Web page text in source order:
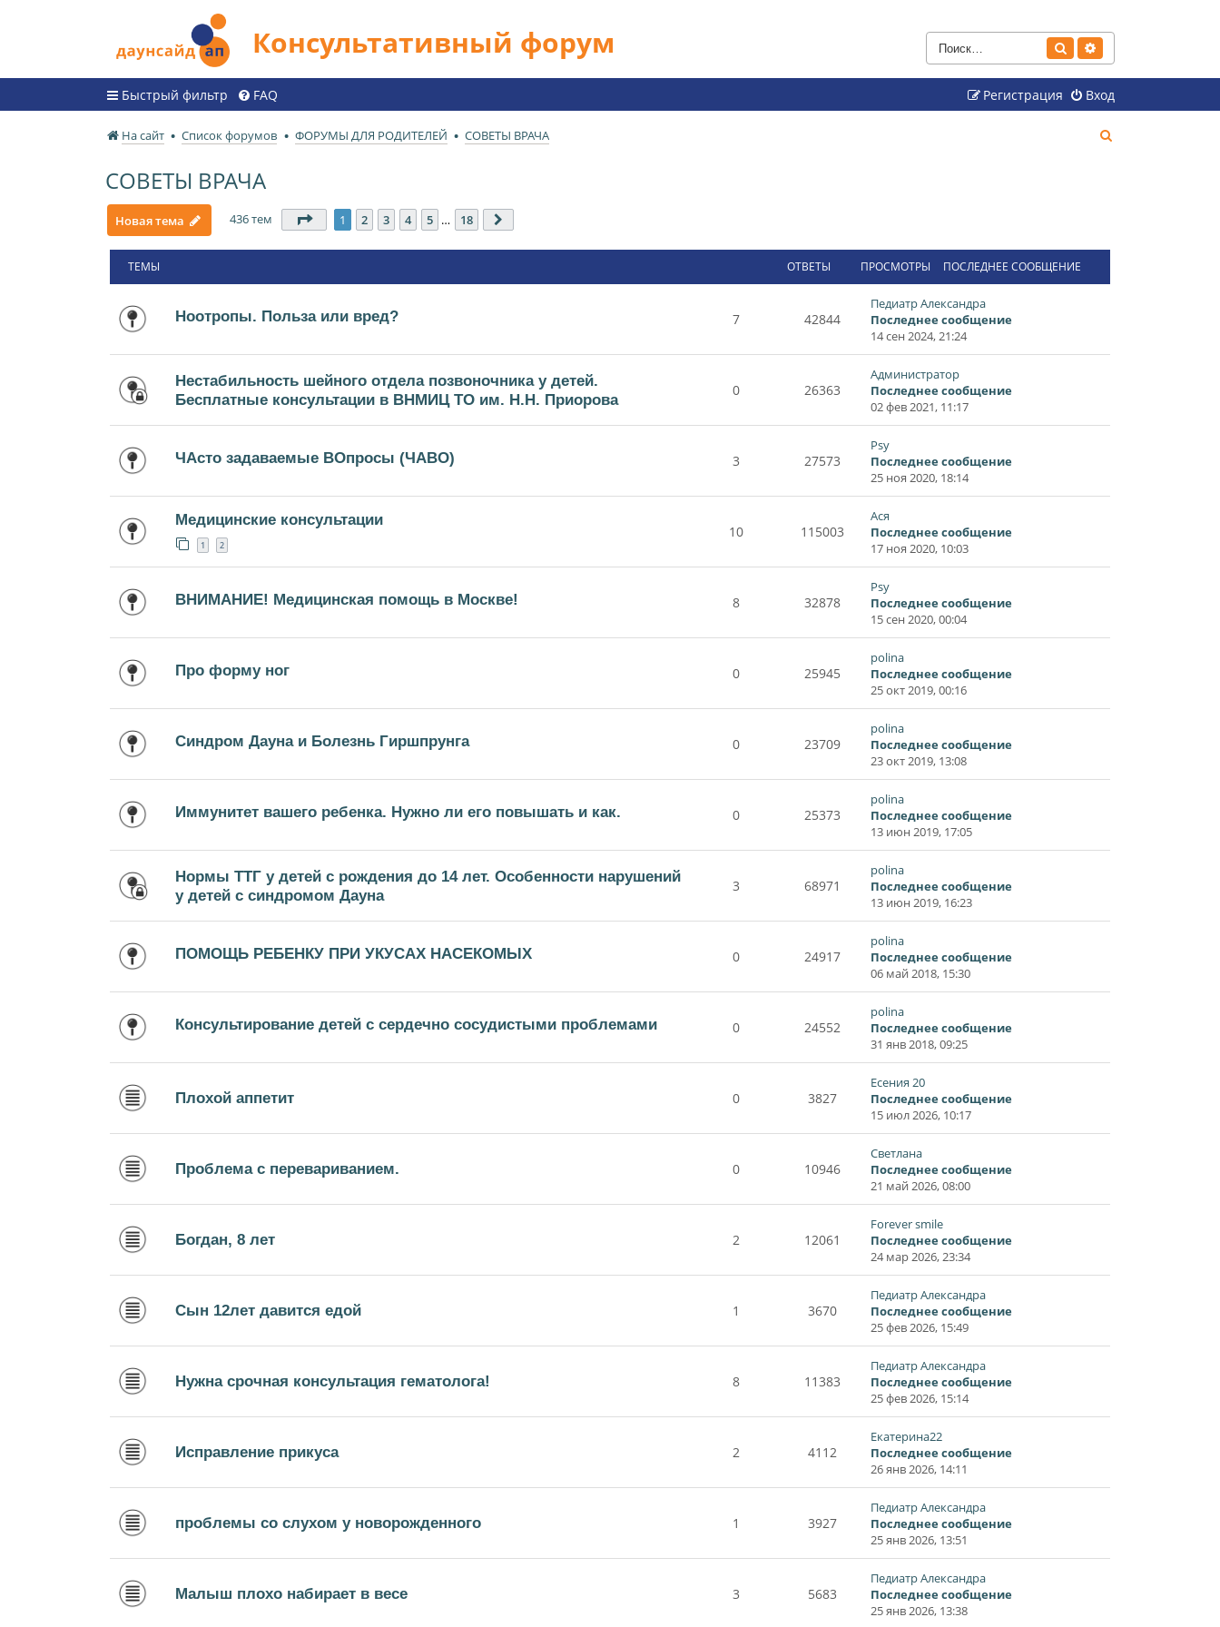
Консультативный форум Поиск
Быстрый фильтр FAQ Вход
Регистрация
На сайт Список форумов ФОРУМЫ ДЛЯ РОДИТЕЛЕЙ СОВЕТЫ ВРАЧА
СОВЕТЫ ВРАЧА
Новая тема 436 тем Страница из 18
1 2 3 4 5 … 18
ТЕМЫ ОТВЕТЫ ПРОСМОТРЫ ПОСЛЕДНЕЕ СООБЩЕНИЕ
Ноотропы. Польза или вред? 7 42844
Педиатр Александра
Последнее сообщение
14 сен 2024, 21:24
Нестабильность шейного отдела позвоночника у детей.
Бесплатные консультации в ВНМИЦ ТО им. Н.Н. Приорова
0 26363
Администратор
Последнее сообщение
02 фев 2021, 11:17
ЧАсто задаваемые ВОпросы (ЧАВО) 3 27573
Psy
Последнее сообщение
25 ноя 2020, 18:14
Медицинские консультации
1 2
10 115003
Ася
Последнее сообщение
17 ноя 2020, 10:03
ВНИМАНИЕ! Медицинская помощь в Москве! 8 32878
Psy
Последнее сообщение
15 сен 2020, 00:04
Про форму ног 0 25945
polina
Последнее сообщение
25 окт 2019, 00:16
Синдром Дауна и Болезнь Гиршпрунга 0 23709
polina
Последнее сообщение
23 окт 2019, 13:08
Иммунитет вашего ребенка. Нужно ли его повышать и как. 0 25373
polina
Последнее сообщение
13 июн 2019, 17:05
Нормы ТТГ у детей с рождения до 14 лет. Особенности нарушений
у детей с синдромом Дауна
3 68971
polina
Последнее сообщение
13 июн 2019, 16:23
ПОМОЩЬ РЕБЕНКУ ПРИ УКУСАХ НАСЕКОМЫХ 0 24917
polina
Последнее сообщение
06 май 2018, 15:30
Консультирование детей с сердечно сосудистыми проблемами 0 24552
polina
Последнее сообщение
31 янв 2018, 09:25
Плохой аппетит 0 3827
Есения 20
Последнее сообщение
15 июл 2026, 10:17
Проблема с перевариванием. 0 10946
Светлана
Последнее сообщение
21 май 2026, 08:00
Богдан, 8 лет 2 12061
Forever smile
Последнее сообщение
24 мар 2026, 23:34
Сын 12лет давится едой 1 3670
Педиатр Александра
Последнее сообщение
25 фев 2026, 15:49
Нужна срочная консультация гематолога! 8 11383
Педиатр Александра
Последнее сообщение
25 фев 2026, 15:14
Исправление прикуса 2 4112
Екатерина22
Последнее сообщение
26 янв 2026, 14:11
проблемы со слухом у новорожденного 1 3927
Педиатр Александра
Последнее сообщение
25 янв 2026, 13:51
Малыш плохо набирает в весе 3 5683
Педиатр Александра
Последнее сообщение
25 янв 2026, 13:38